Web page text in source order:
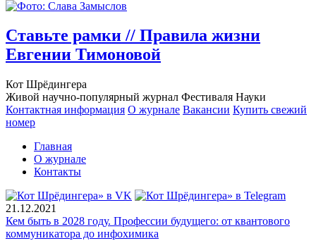
Ставьте рамки // Правила жизни
Евгении Тимоновой
Кот Шрёдингера
Живой научно-популярный журнал Фестиваля Науки
Контактная информация О журнале Вакансии Купить свежий
номер
Главная
О журнале
Контакты
21.12.2021
Кем быть в 2028 году. Профессии будущего: от квантового
коммуникатора до инфохимика